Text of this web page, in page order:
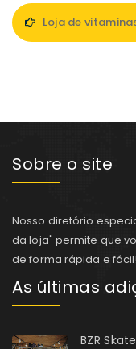
Loja de
Sobre o site
Nosso diretório
da loja" permite que
de forma rápida e fácil!
As últimas
BZR